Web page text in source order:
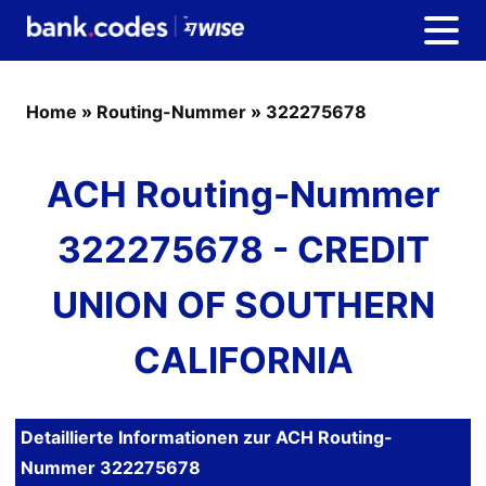
Home » Routing-Nummer » 322275678
ACH Routing-Nummer
322275678 - CREDIT
UNION OF SOUTHERN
CALIFORNIA
Detaillierte Informationen zur ACH Routing-
Nummer 322275678